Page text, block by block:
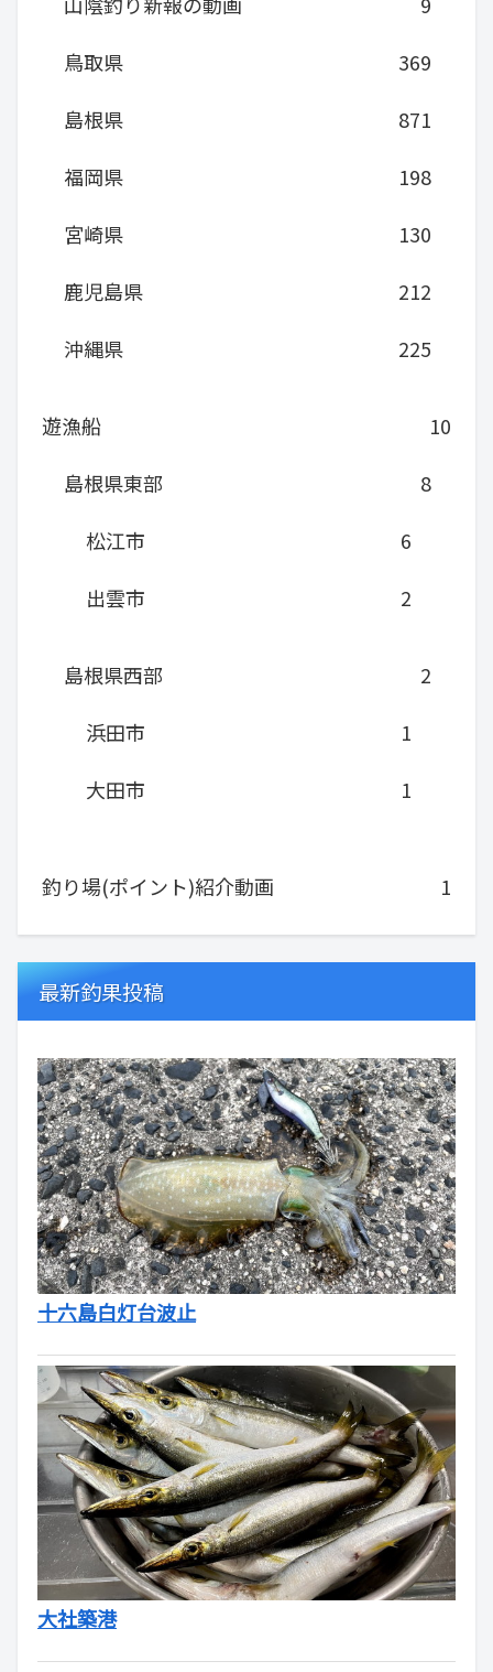
鳥取県
369
島根県
871
福岡県
198
宮崎県
130
鹿児島県
212
沖縄県
225
遊漁船
10
島根県東部
8
松江市
6
出雲市
2
島根県西部
2
浜田市
1
大田市
1
釣り場(ポイント)紹介動画 1
最新釣果投稿
十六島白灯台波止
大社築港